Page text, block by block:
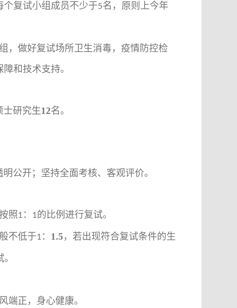
复试小组成员不少于5名，原则上今年
，做好复试场所卫生消毒，疫情防控检
和技术支持。
士研究生12名。
公开；坚持全面考核、客观评价。
照1 ： 1的比例进行复试。
不低于1 ： 1.5，若出现符合复试条件的生
端正，身心健康。